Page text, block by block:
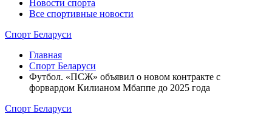
Новости спорта
Все спортивные новости
Спорт Беларуси
Главная
Спорт Беларуси
Футбол. «ПСЖ» объявил о новом контракте с
форвардом Килианом Мбаппе до 2025 года
Спорт Беларуси